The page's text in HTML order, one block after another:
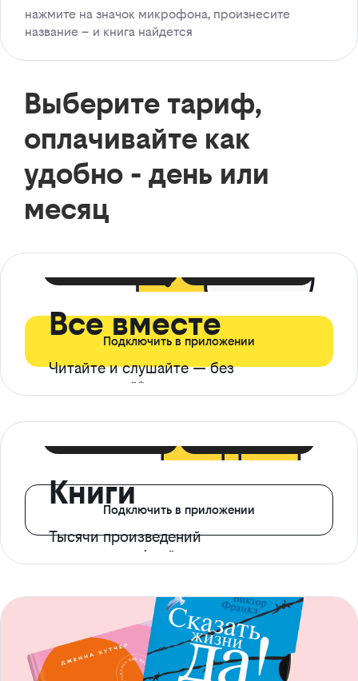
нажмите на значок микрофона, произнесите
название – и книга найдется
Выберите тариф,
оплачивайте как
удобно - день или
месяц
Все вместе
Читайте и слушайте — без
ограничений*
Подключить в приложении
Книги
Тысячи произведений
с доступом офлайн
Подключить в приложении